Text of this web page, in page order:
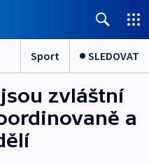
Sport SLEDOVAT
zvláštní
a